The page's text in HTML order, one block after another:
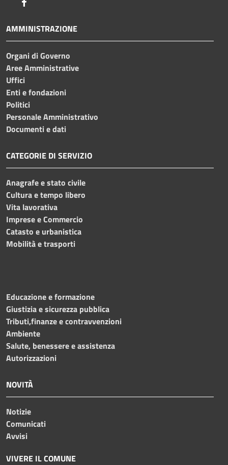
AMMINISTRAZIONE
Organi di Governo
Aree Amministrative
Uffici
Enti e fondazioni
Politici
Personale Amministrativo
Documenti e dati
CATEGORIE DI SERVIZIO
Anagrafe e stato civile
Cultura e tempo libero
Vita lavorativa
Imprese e Commercio
Catasto e urbanistica
Mobilità e trasporti
Educazione e formazione
Giustizia e sicurezza pubblica
Tributi,finanze e contravvenzioni
Ambiente
Salute, benessere e assistenza
Autorizzazioni
NOVITÀ
Notizie
Comunicati
Avvisi
VIVERE IL COMUNE